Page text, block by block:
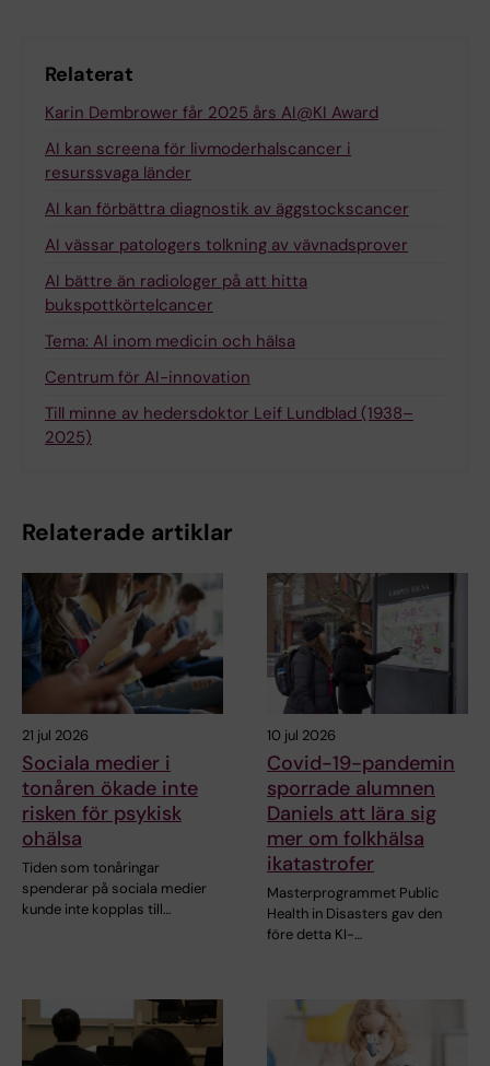
Relaterat
Karin Dembrower får 2025 års AI@KI Award
AI kan screena för livmoderhalscancer i
resurssvaga länder
AI kan förbättra diagnostik av äggstockscancer
AI vässar patologers tolkning av vävnadsprover
AI bättre än radiologer på att hitta
bukspottkörtelcancer
Tema: AI inom medicin och hälsa
Centrum för AI-innovation
Till minne av hedersdoktor Leif Lundblad (1938–
2025)
Relaterade artiklar
21 jul 2026
Sociala medier i
tonåren ökade inte
risken för psykisk
ohälsa
Tiden som tonåringar
spenderar på sociala medier
kunde inte kopplas till…
10 jul 2026
Covid-19-pandemin
sporrade alumnen
Daniels att lära sig
mer om folkhälsa
ikatastrofer
Masterprogrammet Public
Health in Disasters gav den
före detta KI-…